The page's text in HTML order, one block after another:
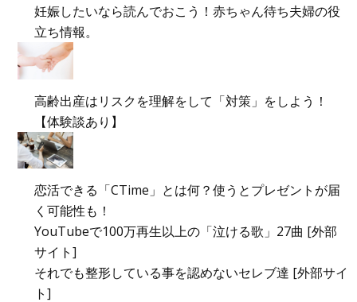
妊娠したいなら読んでおこう！赤ちゃん待ち夫婦の役
立ち情報。
高齢出産はリスクを理解をして「対策」をしよう！
【体験談あり】
恋活できる「CTime」とは何？使うとプレゼントが届
く可能性も！
YouTubeで100万再生以上の「泣ける歌」27曲 [外部
サイト]
それでも整形している事を認めないセレブ達 [外部サイ
ト]